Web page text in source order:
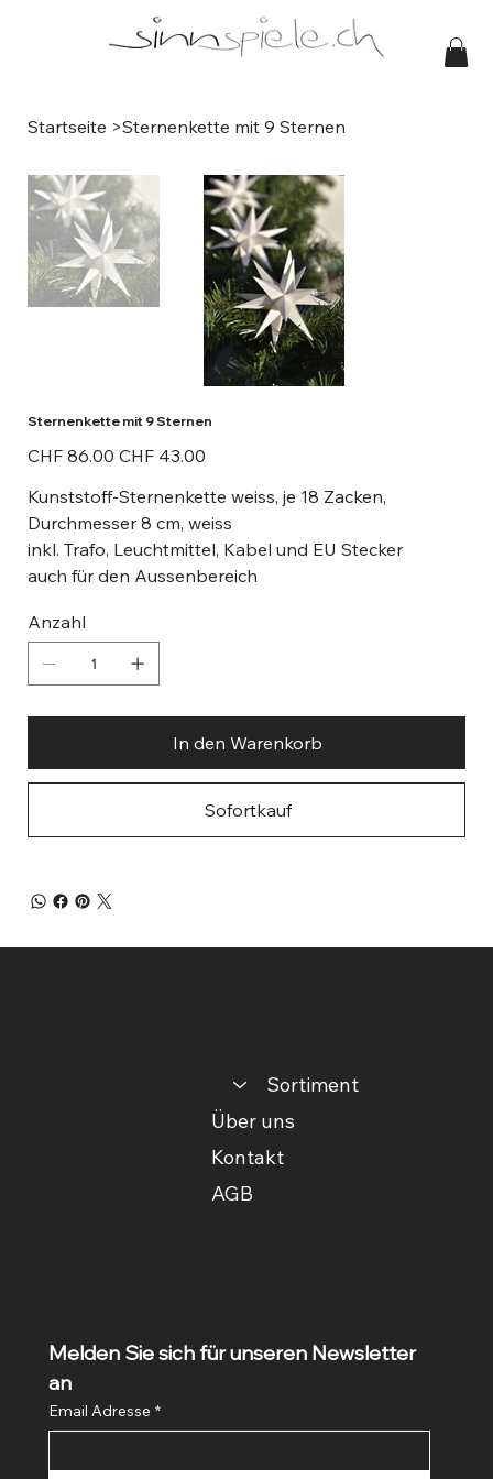
Startseite >Sternenkette mit 9 Sternen
Sternenkette mit 9 Sternen
Ursprünglicher
Preis
CHF 86.00 Angebotspreis
CHF 43.00
Kunststoff-Sternenkette weiss, je 18 Zacken,
Durchmesser 8 cm, weiss
inkl. Trafo, Leuchtmittel, Kabel und EU Stecker
auch für den Aussenbereich
Anzahl
In den Warenkorb
Sofortkauf
Sortiment
Über uns
Kontakt
AGB
Melden Sie sich für unseren Newsletter
an
Email Adresse *